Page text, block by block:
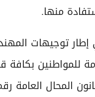
منها.
توجيهات
للمواطنين